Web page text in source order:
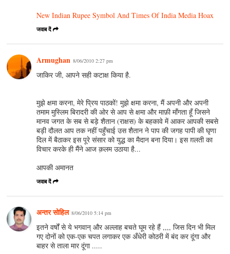
New Indian Rupee Symbol And Times Of India Media Hoax
जवाब दें
Armughan 8/06/2010 2:27 pm
जाकिर जी, आपने सही कटाक्ष किया है.
मुझे क्षमा करना, मेरे प्रिय पाठकों! मुझे क्षमा करना, मैं अपनी और अपनी
तमाम मुस्लिम बिरादरी की ओर से आप से क्षमा और माफ़ी माँगता हूँ जिसने
मानव जगत के सब से बड़े शैतान (राक्षस) के बहकावे में आकर आपकी सबसे
बड़ी दौलत आप तक नहीं पहुँचाई उस शैतान ने पाप की जगह पापी की घृणा
दिल में बैठाकर इस पूरे संसार को युद्ध का मैदान बना दिया। इस ग़लती का
विचार करके ही मैंने आज क़लम उठाया है...
आपकी अमानत
जवाब दें
अन्तर सोहिल 8/06/2010 5:14 pm
इतने वर्षों से ये भगवान् और अल्लाह बचते घूम रहे हैं ,,,, जिस दिन भी मिल
गए दोनों को एक-एक चपत लगाकर एक अँधेरी कोठरी में बंद कर दूंगा और
बाहर से ताला मार दूंगा .....